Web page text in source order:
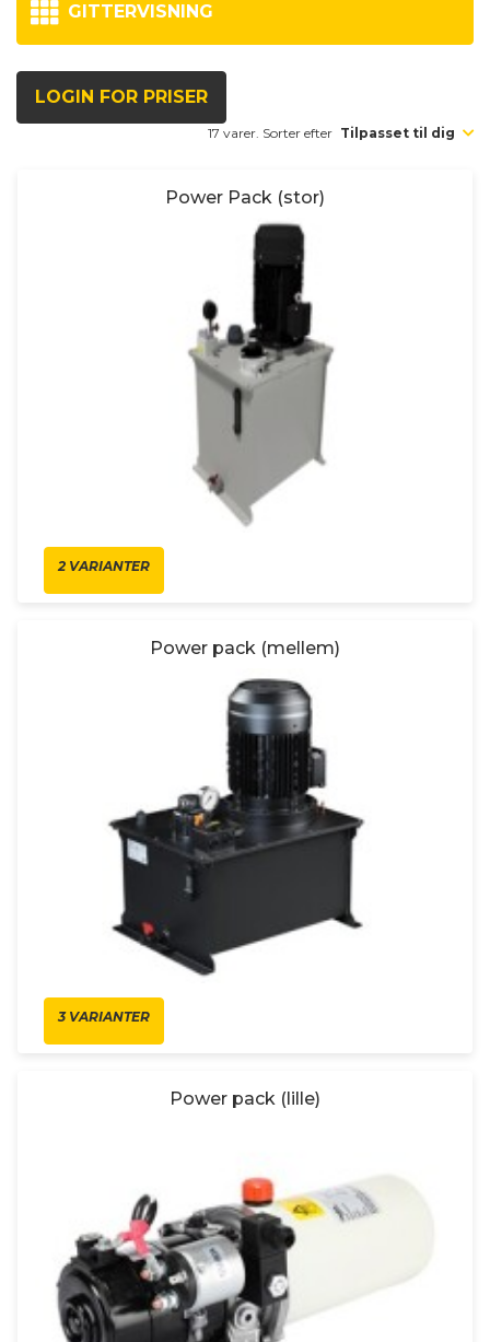
GITTERVISNING
LOGIN FOR PRISER
17 varer. Sorter efter Tilpasset til dig
Power Pack (stor)
2 VARIANTER
Power pack (mellem)
3 VARIANTER
Power pack (lille)